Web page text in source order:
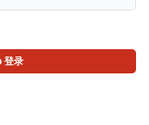
登录